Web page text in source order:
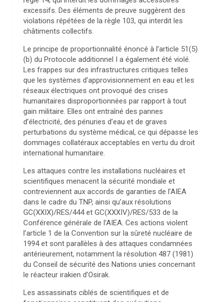
excessifs. Des éléments de preuve suggèrent des
violations répétées de la règle 103, qui interdit les
châtiments collectifs.
Le principe de proportionnalité énoncé à l’article 51(5)
(b) du Protocole additionnel I a également été violé.
Les frappes sur des infrastructures critiques telles
que les systèmes d’approvisionnement en eau et les
réseaux électriques ont provoqué des crises
humanitaires disproportionnées par rapport à tout
gain militaire. Elles ont entraîné des pannes
d’électricité, des pénuries d’eau et de graves
perturbations du système médical, ce qui dépasse les
dommages collatéraux acceptables en vertu du droit
international humanitaire.
Les attaques contre les installations nucléaires et
scientifiques menacent la sécurité mondiale et
contreviennent aux accords de garanties de l’AIEA
dans le cadre du TNP, ainsi qu’aux résolutions
GC(XXIX)/RES/444 et GC(XXXIV)/RES/533 de la
Conférence générale de l’AIEA. Ces actions violent
l’article 1 de la Convention sur la sûreté nucléaire de
1994 et sont parallèles à des attaques condamnées
antérieurement, notamment la résolution 487 (1981)
du Conseil de sécurité des Nations unies concernant
le réacteur irakien d’Osirak.
Les assassinats ciblés de scientifiques et de